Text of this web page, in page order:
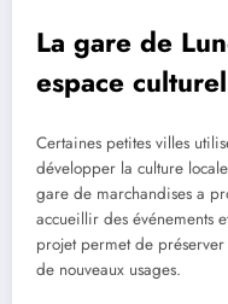
La gare de
espace culturel
Certaines petites villes
développer la culture
gare de marchandises a
accueillir des événements
projet permet de
de nouveaux usages.